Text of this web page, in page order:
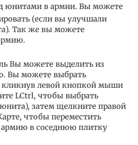
юнитами в армии. Вы можете
(если вы улучшали
Так же вы можете
Вы можете выделить из
Вы можете выбрать
левой кнопкой мыши
LCtrl, чтобы выбрать
затем щелкните правой
чтобы переместить
армию в соседнюю плитку